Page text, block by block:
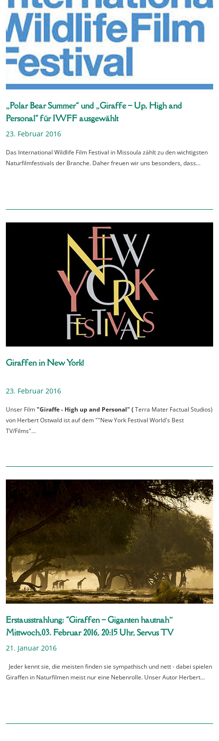
„Polar Bear Summer“ und „Giraffe – Up, High and
Personal“ für IWFF ausgewählt
23. Februar 2016
Das International Wildlife Film Festival in Missoula zählt zu den wichtigsten
Naturfilmfestivals der Branche. Daher freuen wir uns besonders, dass…
Giraffen in New York!
23. Februar 2016
Unser Film"Giraffe - High up and Personal" (Terra Mater Factual Studios)
von Herbert Ostwald ist auf dem ""New York Festival World's Best
TV/Films"…
Erstausstrahlung: “Giraffen – Giganten hautnah”
Mittwoch,03. Februar 2016, 20:15 Uhr, Servus TV
21. Januar 2016
Jeder kennt sie, die meisten finden sie sympathisch und nett - dabei spielen
Giraffen in Naturfilmen meist nur eine Nebenrolle. Unser Autor Herbert…